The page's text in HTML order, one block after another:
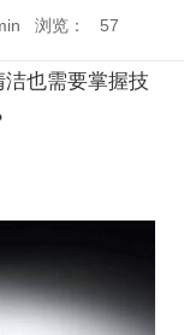
浏览： 57
也需要掌握技